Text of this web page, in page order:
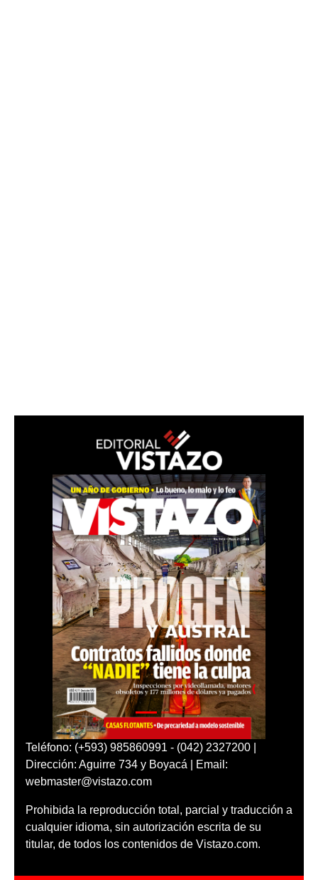
Teléfono: (+593) 985860991 - (042) 2327200 |
Dirección: Aguirre 734 y Boyacá | Email:
webmaster@vistazo.com
Prohibida la reproducción total, parcial y traducción a
cualquier idioma, sin autorización escrita de su
titular, de todos los contenidos de Vistazo.com.